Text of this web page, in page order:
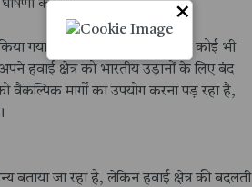
की है।
गया है, और श्रीनगर हवाई अड्डे से कोई भी
हवाई क्षेत्र को भारतीय उड़ानों के लिए बंद
वैकल्पिक मार्गों का उपयोग करना पड़ रहा है,
बताया जा रहा है, लेकिन हवाई क्षेत्र की बदलती
×